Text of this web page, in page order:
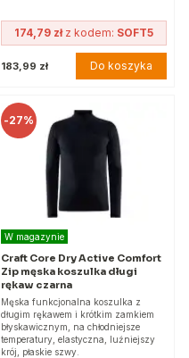
174,79 złz kodem: SOFT5
183,99 zł Do koszyka
-27%
W magazynie
Craft Core Dry Active Comfort
Zip męska koszulka długi
rękaw czarna
Męska funkcjonalna koszulka z
długim rękawem i krótkim zamkiem
błyskawicznym, na chłodniejsze
temperatury, elastyczna, luźniejszy
krój, płaskie szwy.